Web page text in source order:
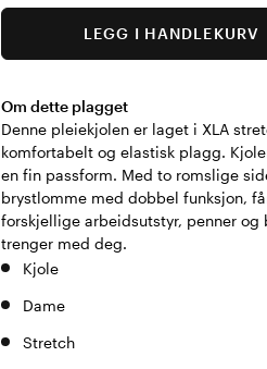
LEGG I HANDLEKURV
Om dette plagget
Denne pleiekjolen er laget i XLA
komfortabelt og elastisk plagg.
en fin passform. Med to romslige
brystlomme med dobbel funksjon,
forskjellige arbeidsutstyr, penner og
trenger med deg.
Kjole
Dame
Stretch